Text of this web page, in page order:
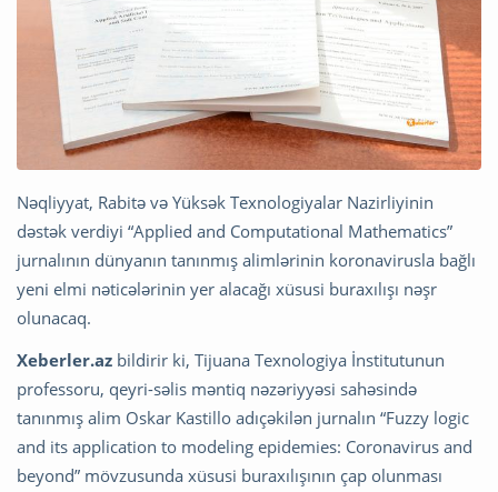
Nəqliyyat, Rabitə və Yüksək Texnоlogiyalar Nazirliyinin
dəstək verdiyi “Applied and Computational Mathematics”
jurnalının dünyanın tanınmış alimlərinin koronavirusla bağlı
yeni elmi nəticələrinin yer alacağı xüsusi buraxılışı nəşr
olunacaq.
Xeberler.az bildirir ki, Tijuana Texnologiya İnstitutunun
professoru, qeyri-səlis məntiq nəzəriyyəsi sahəsində
tanınmış alim Oskar Kastillo adıçəkilən jurnalın “Fuzzy logic
and its application to modeling epidemies: Coronavirus and
beyond” mövzusunda xüsusi buraxılışının çap olunması